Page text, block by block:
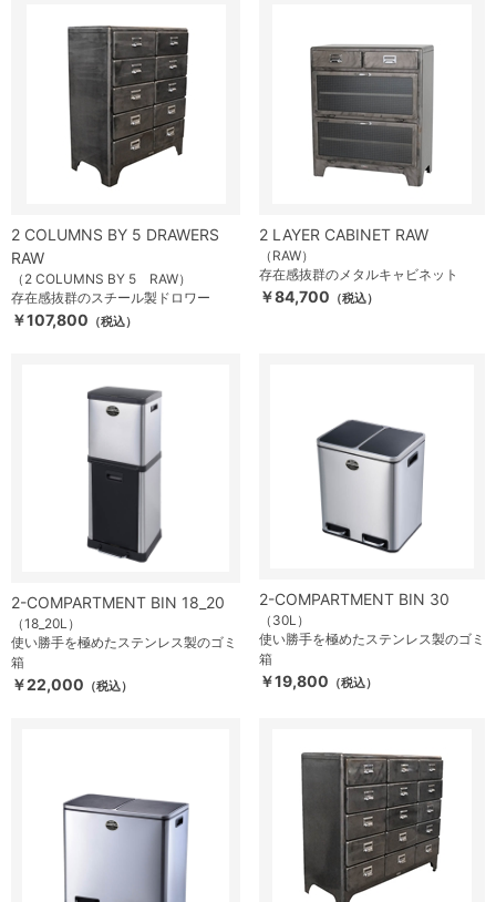
2 COLUMNS BY 5 DRAWERS
RAW
（2 COLUMNS BY 5 RAW）
存在感抜群のスチール製ドロワー
￥107,800 （税込）
2 LAYER CABINET RAW
（RAW）
存在感抜群のメタルキャビネット
￥84,700 （税込）
2-COMPARTMENT BIN 18_20
（18_20L）
使い勝手を極めたステンレス製のゴミ
箱
￥22,000 （税込）
2-COMPARTMENT BIN 30
（30L）
使い勝手を極めたステンレス製のゴミ
箱
￥19,800 （税込）